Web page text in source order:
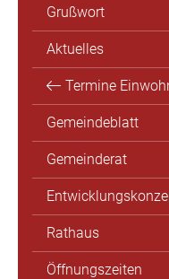
Grußwort
Aktuelles
Termine
Gemeindeblatt
Gemeinderat
Rathaus
Öffnungszeiten